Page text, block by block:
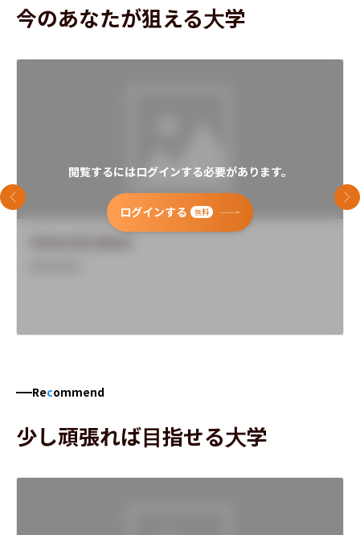
今のあなたが狙える大学
閲覧するにはログインする必要があります。
ログインする 無料
前のスライド 次
Recommend
少し頑張れば目指せる大学